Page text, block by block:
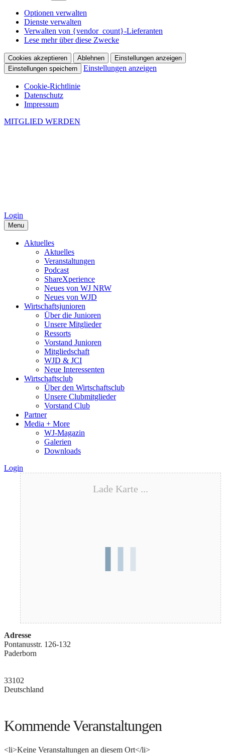
Optionen verwalten
Dienste verwalten
Verwalten von {vendor_count}-Lieferanten
Lese mehr über diese Zwecke
Cookies akzeptieren Ablehnen
Einstellungen anzeigen
Einstellungen speichern
Einstellungen anzeigen
Cookie-Richtlinie
Datenschutz
Impressum
MITGLIED WERDEN
Login
Menu
Aktuelles
Aktuelles
Veranstaltungen
Podcast
ShareXperience
Neues von WJ NRW
Neues von WJD
Wirtschaftsjunioren
Über die Junioren
Unsere Mitglieder
Ressorts
Vorstand Junioren
Mitgliedschaft
WJD & JCI
Neue Interessenten
Wirtschaftsclub
Über den Wirtschaftsclub
Unsere Clubmitglieder
Vorstand Club
Partner
Media + More
WJ-Magazin
Galerien
Downloads
Login
Lade Karte ...
Adresse
Pontanusstr. 126-132
Paderborn
33102
Deutschland
Kommende Veranstaltungen
<li>Keine Veranstaltungen an diesem Ort</li>